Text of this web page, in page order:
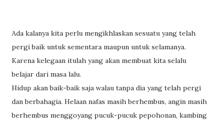
Ada kalanya kita perlu mengikhlaskan sesuatu yang telah
pergi baik untuk sementara maupun untuk selamanya.
Karena kelegaan itulah yang akan membuat kita selalu
belajar dari masa lalu.
Hidup akan baik-baik saja walau tanpa dia yang telah pergi
dan berbahagia. Helaan nafas masih berhembus, angin masih
berhembus menggoyang pucuk-pucuk pepohonan, kambing